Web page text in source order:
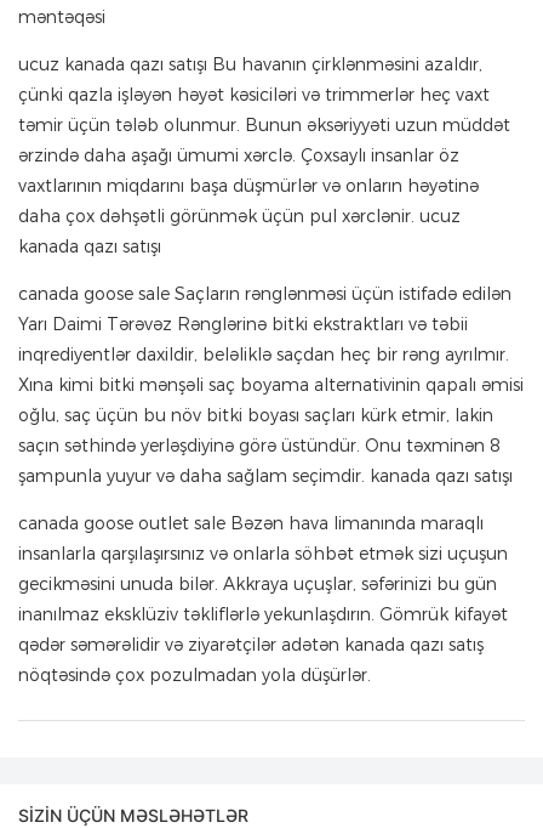
məntəqəsi
ucuz kanada qazı satışı Bu havanın çirklənməsini azaldır,
çünki qazla işləyən həyət kəsiciləri və trimmerlər heç vaxt
təmir üçün tələb olunmur. Bunun əksəriyyəti uzun müddət
ərzində daha aşağı ümumi xərclə. Çoxsaylı insanlar öz
vaxtlarının miqdarını başa düşmürlər və onların həyətinə
daha çox dəhşətli görünmək üçün pul xərclənir. ucuz
kanada qazı satışı
canada goose sale Saçların rənglənməsi üçün istifadə edilən
Yarı Daimi Tərəvəz Rənglərinə bitki ekstraktları və təbii
inqrediyentlər daxildir, beləliklə saçdan heç bir rəng ayrılmır.
Xına kimi bitki mənşəli saç boyama alternativinin qapalı əmisi
oğlu, saç üçün bu növ bitki boyası saçları kürk etmir, lakin
saçın səthində yerləşdiyinə görə üstündür. Onu təxminən 8
şampunla yuyur və daha sağlam seçimdir. kanada qazı satışı
canada goose outlet sale Bəzən hava limanında maraqlı
insanlarla qarşılaşırsınız və onlarla söhbət etmək sizi uçuşun
gecikməsini unuda bilər. Akkraya uçuşlar, səfərinizi bu gün
inanılmaz eksklüziv təkliflərlə yekunlaşdırın. Gömrük kifayət
qədər səmərəlidir və ziyarətçilər adətən kanada qazı satış
nöqtəsində çox pozulmadan yola düşürlər.
SIZIN ÜÇÜN MƏSLƏHƏTLƏR